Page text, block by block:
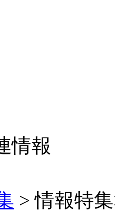
情報
> 情報特